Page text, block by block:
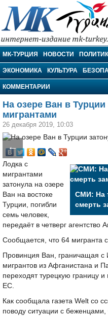
МК-Турция
МК-ТУРЦИЯ НОВОСТИ
ЭКОНОМИКА КУЛЬТУРА
КОММЕНТАРИИ
На озере Ван в Турции
мигрантами
26 декабря 2019, 10:03
←
СМИ: На
смерть
Лодка с
мигрантами
затонула на озере
Ван на востоке
Турции, погибли
семь человек,
передаёт в четверг агентство
Сообщается, что 64 мигранта
Провинция Ван, граничащая с
мигрантов из Афганистана и
переходят турецкую границу
ЕС.
Как сообщала газета Welt со
поводу ситуации с